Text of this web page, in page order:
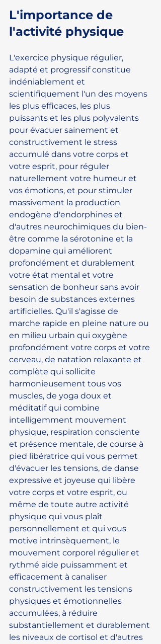
L'importance de
l'activité physique
L'exercice physique régulier,
adapté et progressif constitue
indéniablement et
scientifiquement l'un des moyens
les plus efficaces, les plus
puissants et les plus polyvalents
pour évacuer sainement et
constructivement le stress
accumulé dans votre corps et
votre esprit, pour réguler
naturellement votre humeur et
vos émotions, et pour stimuler
massivement la production
endogène d'endorphines et
d'autres neurochimiques du bien-
être comme la sérotonine et la
dopamine qui améliorent
profondément et durablement
votre état mental et votre
sensation de bonheur sans avoir
besoin de substances externes
artificielles. Qu'il s'agisse de
marche rapide en pleine nature ou
en milieu urbain qui oxygène
profondément votre corps et votre
cerveau, de natation relaxante et
complète qui sollicite
harmonieusement tous vos
muscles, de yoga doux et
méditatif qui combine
intelligemment mouvement
physique, respiration consciente
et présence mentale, de course à
pied libératrice qui vous permet
d'évacuer les tensions, de danse
expressive et joyeuse qui libère
votre corps et votre esprit, ou
même de toute autre activité
physique qui vous plaît
personnellement et qui vous
motive intrinsèquement, le
mouvement corporel régulier et
rythmé aide puissamment et
efficacement à canaliser
constructivement les tensions
physiques et émotionnelles
accumulées, à réduire
substantiellement et durablement
les niveaux de cortisol et d'autres